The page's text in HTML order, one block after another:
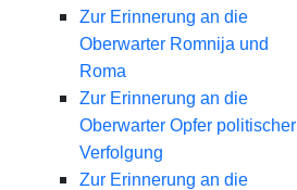
Zur Erinnerung an die
Oberwarter Romnija und
Roma
Zur Erinnerung an die
Oberwarter Opfer politischer
Verfolgung
Zur Erinnerung an die